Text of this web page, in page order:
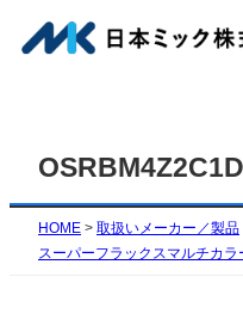
容
プ
HOME > 取扱いメーカー／製品
スーパーフラックスマルチカラ